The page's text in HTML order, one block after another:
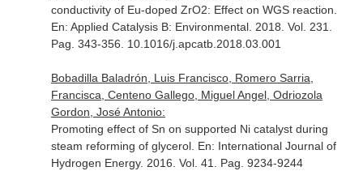
conductivity of Eu-doped ZrO2: Effect on WGS reaction.
En: Applied Catalysis B: Environmental. 2018. Vol. 231.
Pag. 343-356. 10.1016/j.apcatb.2018.03.001
Bobadilla Baladrón, Luis Francisco, Romero Sarria,
Francisca, Centeno Gallego, Miguel Angel, Odriozola
Gordon, José Antonio:
Promoting effect of Sn on supported Ni catalyst during
steam reforming of glycerol. En: International Journal of
Hydrogen Energy. 2016. Vol. 41. Pag. 9234-9244